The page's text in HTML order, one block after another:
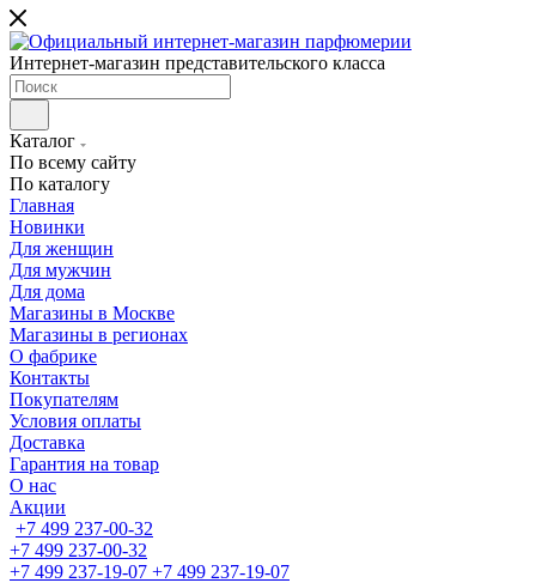
Интернет-магазин представительского класса
Каталог
По всему сайту
По каталогу
Главная
Новинки
Для женщин
Для мужчин
Для дома
Магазины в Москве
Магазины в регионах
О фабрике
Контакты
Покупателям
Условия оплаты
Доставка
Гарантия на товар
О нас
Акции
+7 499 237-00-32
+7 499 237-00-32
+7 499 237-19-07 +7 499 237-19-07